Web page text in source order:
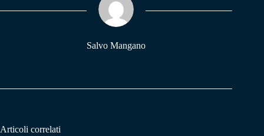
pp m
Salvo Mangano
Articoli correlati